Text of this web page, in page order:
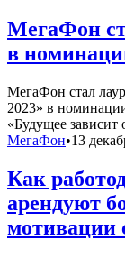
МегаФон
в
МегаФон стал
2023» в
«Будущее зависит
МегаФон•13
Как
арендуют
мотивации